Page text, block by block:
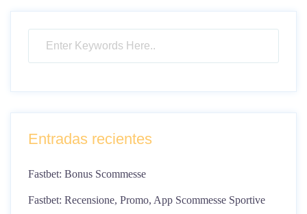
Entradas recientes
Fastbet: Bonus Scommesse
Fastbet: Recensione, Promo, App Scommesse Sportive